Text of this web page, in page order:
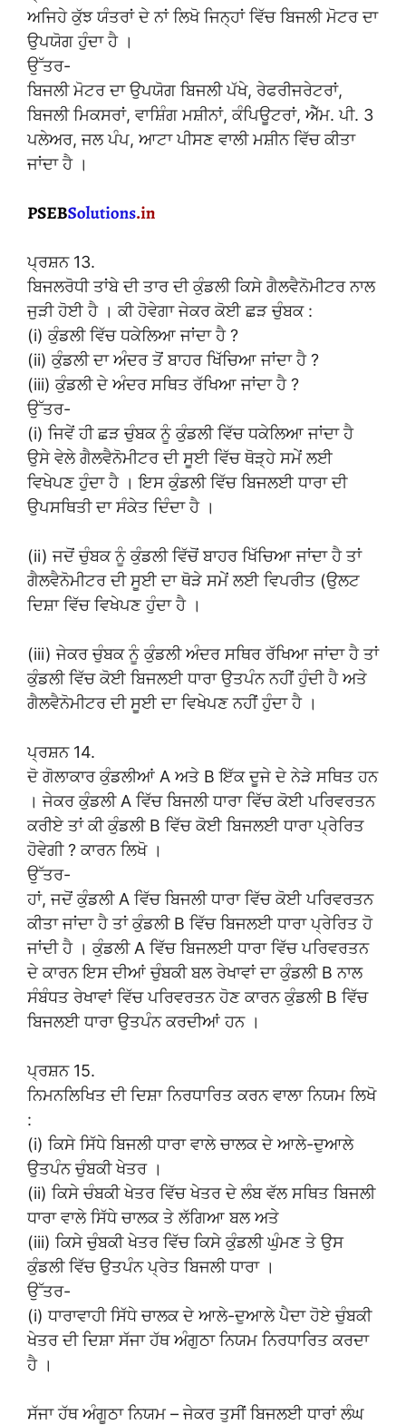
ਅਜਿਹੇ ਕੁੱਝ ਯੰਤਰਾਂ ਦੇ ਨਾਂ ਲਿਖੋ ਜਿਨ੍ਹਾਂ ਵਿੱਚ ਬਿਜਲੀ ਮੋਟਰ ਦਾ
ਉਪਯੋਗ ਹੁੰਦਾ ਹੈ ।
ਉੱਤਰ-
ਬਿਜਲੀ ਮੋਟਰ ਦਾ ਉਪਯੋਗ ਬਿਜਲੀ ਪੱਖੇ, ਰੇਫਰੀਜਰੇਟਰਾਂ,
ਬਿਜਲੀ ਮਿਕਸਰਾਂ, ਵਾਸ਼ਿੰਗ ਮਸ਼ੀਨਾਂ, ਕੰਪਿਊਟਰਾਂ, ਐੱਮ. ਪੀ. 3
ਪਲੇਅਰ, ਜਲ ਪੰਪ, ਆਟਾ ਪੀਸਣ ਵਾਲੀ ਮਸ਼ੀਨ ਵਿੱਚ ਕੀਤਾ
ਜਾਂਦਾ ਹੈ ।
ਪ੍ਰਸ਼ਨ 13.
ਬਿਜਲਰੋਧੀ ਤਾਂਬੇ ਦੀ ਤਾਰ ਦੀ ਕੁੰਡਲੀ ਕਿਸੇ ਗੈਲਵੈਨੋਮੀਟਰ ਨਾਲ
ਜੁੜੀ ਹੋਈ ਹੈ । ਕੀ ਹੋਵੇਗਾ ਜੇਕਰ ਕੋਈ ਛੜ ਚੁੰਬਕ :
(i) ਕੁੰਡਲੀ ਵਿੱਚ ਧਕੇਲਿਆ ਜਾਂਦਾ ਹੈ ?
(ii) ਕੁੰਡਲੀ ਦਾ ਅੰਦਰ ਤੋਂ ਬਾਹਰ ਖਿੱਚਿਆ ਜਾਂਦਾ ਹੈ ?
(iii) ਕੁੰਡਲੀ ਦੇ ਅੰਦਰ ਸਥਿਤ ਰੱਖਿਆ ਜਾਂਦਾ ਹੈ ?
ਉੱਤਰ-
(i) ਜਿਵੇਂ ਹੀ ਛੜ ਚੁੰਬਕ ਨੂੰ ਕੁੰਡਲੀ ਵਿੱਚ ਧਕੇਲਿਆ ਜਾਂਦਾ ਹੈ
ਉਸੇ ਵੇਲੇ ਗੈਲਵੈਨੋਮੀਟਰ ਦੀ ਸੂਈ ਵਿੱਚ ਥੋੜ੍ਹੇ ਸਮੇਂ ਲਈ
ਵਿਖੇਪਣ ਹੁੰਦਾ ਹੈ । ਇਸ ਕੁੰਡਲੀ ਵਿੱਚ ਬਿਜਲਈ ਧਾਰਾ ਦੀ
ਉਪਸਥਿਤੀ ਦਾ ਸੰਕੇਤ ਦਿੰਦਾ ਹੈ ।
(ii) ਜਦੋਂ ਚੁੰਬਕ ਨੂੰ ਕੁੰਡਲੀ ਵਿੱਚੋਂ ਬਾਹਰ ਖਿੱਚਿਆ ਜਾਂਦਾ ਹੈ ਤਾਂ
ਗੈਲਵੈਨੋਮੀਟਰ ਦੀ ਸੂਈ ਦਾ ਥੋੜੇ ਸਮੇਂ ਲਈ ਵਿਪਰੀਤ (ਉਲਟ
ਦਿਸ਼ਾ ਵਿੱਚ ਵਿਖੇਪਣ ਹੁੰਦਾ ਹੈ ।
(iii) ਜੇਕਰ ਚੁੰਬਕ ਨੂੰ ਕੁੰਡਲੀ ਅੰਦਰ ਸਥਿਰ ਰੱਖਿਆ ਜਾਂਦਾ ਹੈ ਤਾਂ
ਕੁੰਡਲੀ ਵਿੱਚ ਕੋਈ ਬਿਜਲਈ ਧਾਰਾ ਉਤਪੰਨ ਨਹੀਂ ਹੁੰਦੀ ਹੈ ਅਤੇ
ਗੈਲਵੈਨੋਮੀਟਰ ਦੀ ਸੂਈ ਦਾ ਵਿਖੇਪਣ ਨਹੀਂ ਹੁੰਦਾ ਹੈ ।
ਪ੍ਰਸ਼ਨ 14.
ਦੋ ਗੋਲਾਕਾਰ ਕੁੰਡਲੀਆਂ A ਅਤੇ B ਇੱਕ ਦੂਜੇ ਦੇ ਨੇੜੇ ਸਥਿਤ ਹਨ
। ਜੇਕਰ ਕੁੰਡਲੀ A ਵਿੱਚ ਬਿਜਲੀ ਧਾਰਾ ਵਿੱਚ ਕੋਈ ਪਰਿਵਰਤਨ
ਕਰੀਏ ਤਾਂ ਕੀ ਕੁੰਡਲੀ B ਵਿੱਚ ਕੋਈ ਬਿਜਲਈ ਧਾਰਾ ਪ੍ਰੇਰਿਤ
ਹੋਵੇਗੀ ? ਕਾਰਨ ਲਿਖੋ ।
ਉੱਤਰ-
ਹਾਂ, ਜਦੋਂ ਕੁੰਡਲੀ A ਵਿੱਚ ਬਿਜਲੀ ਧਾਰਾ ਵਿੱਚ ਕੋਈ ਪਰਿਵਰਤਨ
ਕੀਤਾ ਜਾਂਦਾ ਹੈ ਤਾਂ ਕੁੰਡਲੀ B ਵਿੱਚ ਬਿਜਲਈ ਧਾਰਾ ਪ੍ਰੇਰਿਤ ਹੋ
ਜਾਂਦੀ ਹੈ । ਕੁੰਡਲੀ A ਵਿੱਚ ਬਿਜਲਈ ਧਾਰਾ ਵਿੱਚ ਪਰਿਵਰਤਨ
ਦੇ ਕਾਰਨ ਇਸ ਦੀਆਂ ਚੁੰਬਕੀ ਬਲ ਰੇਖਾਵਾਂ ਦਾ ਕੁੰਡਲੀ B ਨਾਲ
ਸੰਬੰਧਤ ਰੇਖਾਵਾਂ ਵਿੱਚ ਪਰਿਵਰਤਨ ਹੋਣ ਕਾਰਨ ਕੁੰਡਲੀ B ਵਿੱਚ
ਬਿਜਲਈ ਧਾਰਾ ਉਤਪੰਨ ਕਰਦੀਆਂ ਹਨ ।
ਪ੍ਰਸ਼ਨ 15.
ਨਿਮਨਲਿਖਿਤ ਦੀ ਦਿਸ਼ਾ ਨਿਰਧਾਰਿਤ ਕਰਨ ਵਾਲਾ ਨਿਯਮ ਲਿਖੋ
:
(i) ਕਿਸੇ ਸਿੱਧੇ ਬਿਜਲੀ ਧਾਰਾ ਵਾਲੇ ਚਾਲਕ ਦੇ ਆਲੇ-ਦੁਆਲੇ
ਉਤਪੰਨ ਚੁੰਬਕੀ ਖੇਤਰ ।
(ii) ਕਿਸੇ ਚੰਬਕੀ ਖੇਤਰ ਵਿੱਚ ਖੇਤਰ ਦੇ ਲੰਬ ਵੱਲ ਸਥਿਤ ਬਿਜਲੀ
ਧਾਰਾ ਵਾਲੇ ਸਿੱਧੇ ਚਾਲਕ ਤੇ ਲੱਗਿਆ ਬਲ ਅਤੇ
(iii) ਕਿਸੇ ਚੁੰਬਕੀ ਖੇਤਰ ਵਿੱਚ ਕਿਸੇ ਕੁੰਡਲੀ ਘੁੰਮਣ ਤੇ ਉਸ
ਕੁੰਡਲੀ ਵਿੱਚ ਉਤਪੰਨ ਪ੍ਰੇਤ ਬਿਜਲੀ ਧਾਰਾ ।
ਉੱਤਰ-
(i) ਧਾਰਾਵਾਹੀ ਸਿੱਧੇ ਚਾਲਕ ਦੇ ਆਲੇ-ਦੁਆਲੇ ਪੈਦਾ ਹੋਏ ਚੁੰਬਕੀ
ਖੇਤਰ ਦੀ ਦਿਸ਼ਾ ਸੱਜਾ ਹੱਥ ਅੰਗੁਠਾ ਨਿਯਮ ਨਿਰਧਾਰਿਤ ਕਰਦਾ
ਹੈ ।
ਸੱਜਾ ਹੱਥ ਅੰਗੂਠਾ ਨਿਯਮ – ਜੇਕਰ ਤੁਸੀਂ ਬਿਜਲਈ ਧਾਰਾਂ ਲੰਘ